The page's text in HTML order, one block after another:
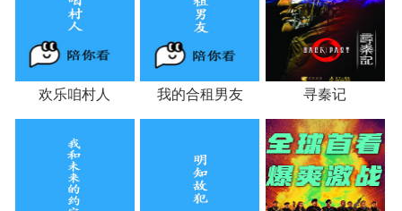
欢乐咱村人 我的合租男友 寻秦记